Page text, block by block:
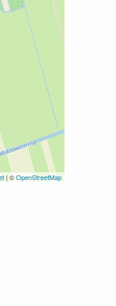
| ©OpenStreetMap